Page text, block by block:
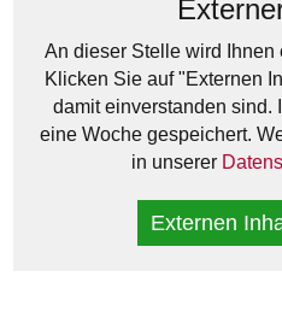
An dieser Stelle wird Ihnen
Klicken Sie auf "Externen
damit einverstanden sind.
eine Woche gespeichert.
in unserer
Externen